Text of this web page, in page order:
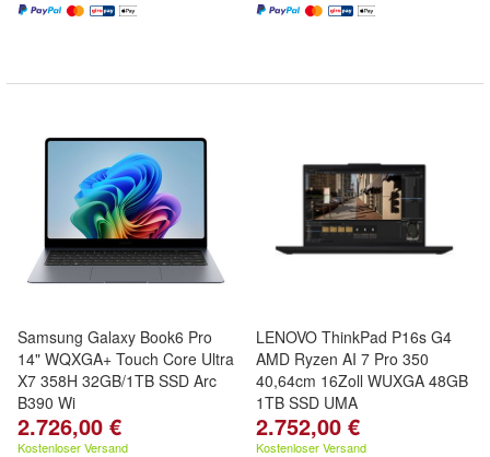
Samsung Galaxy Book6 Pro
14" WQXGA+ Touch Core Ultra
X7 358H 32GB/1TB SSD Arc
B390 Wi
2.726,00 €
Kostenloser Versand
LENOVO ThinkPad P16s G4
AMD Ryzen AI 7 Pro 350
40,64cm 16Zoll WUXGA 48GB
1TB SSD UMA
2.752,00 €
Kostenloser Versand